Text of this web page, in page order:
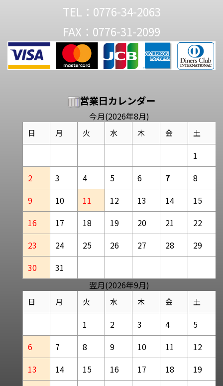
TEL：0776-34-2063
FAX：0776-31-2099
営業日カレンダー
今月(2026年8月)
日 月 火 水 木 金 土
1
2
3 4 5 6 7
8
9
10 11 12 13 14
15
16
17 18 19 20 21
22
23
24 25 26 27 28
29
30
31
翌月(2026年9月)
日 月 火 水 木 金 土
1 2 3 4
5
6
7 8 9 10 11
12
13
14 15 16 17 18
19